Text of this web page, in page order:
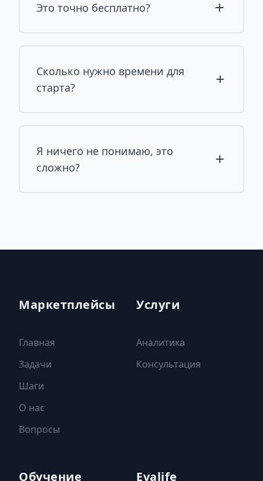
Это точно бесплатно?
Сколько нужно времени для
старта?
Я ничего не понимаю, это
сложно?
Маркетплейсы
Главная
Задачи
Шаги
О нас
Вопросы
Услуги
Аналитика
Консультация
Обучение Evalife